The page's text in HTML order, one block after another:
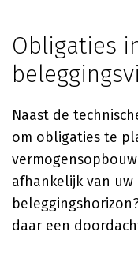
Obligaties
Naast de
om obligaties te
afhankelijk van uw
daar een